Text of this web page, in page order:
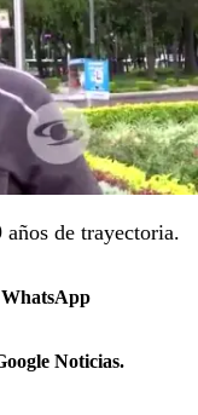
de trayectoria.
Noticias.